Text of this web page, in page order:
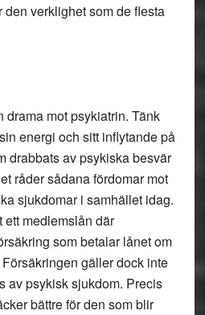
den verklighet som de flesta
drama mot psykiatrin. Tänk
energi och sitt inflytande på
drabbats av psykiska besvär
råder sådana fördomar mot
sjukdomar i samhället idag.
medlemslån där
som betalar lånet om
gäller dock inte
av psykisk sjukdom. Precis
bättre för den som blir